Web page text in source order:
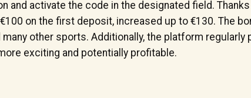
and activate the code in the designated field. Thanks
on the first deposit, increased up to €130. The
other sports. Additionally, the platform regularly
exciting and potentially profitable.